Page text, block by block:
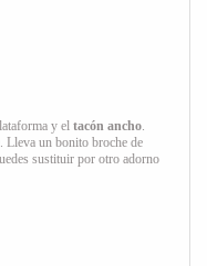
y el tacón ancho.
Lleva un bonito broche de
sustituir por otro adorno